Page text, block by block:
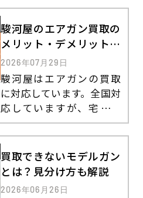
駿河屋のエアガン買取の
メリット・デメリット｜
買取の手順
2026年07月29日
駿河屋はエアガンの買取
に対応しています。全国対
応していますが、宅配買
取の利用には送料や手数
料がかかるため注意が必
要です。利用前のメリット
やデメリット、買取の流
れを解説します。
買取できないモデルガン
とは？見分け方も解説
2026年06月26日